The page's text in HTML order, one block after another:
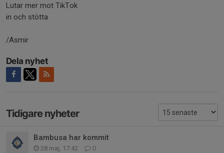
Lutar mer mot TikTok
in och stötta
/Asmir
Dela nyhet
Tidigare nyheter
Bambusa har kommit
28 maj, 17:42 0